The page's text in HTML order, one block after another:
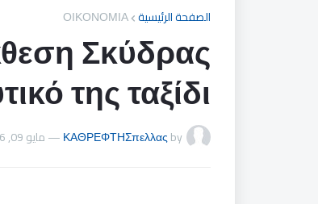
الصفحة الرئيسية ΟΙΚΟΝΟΜΙΑ
Σκύδρας
της ταξίδι
by
ΚΑΘΡΕΦΤΗΣπελλας
—مايو 09, 2026